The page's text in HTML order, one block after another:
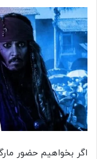
اگر بخواهیم حضور